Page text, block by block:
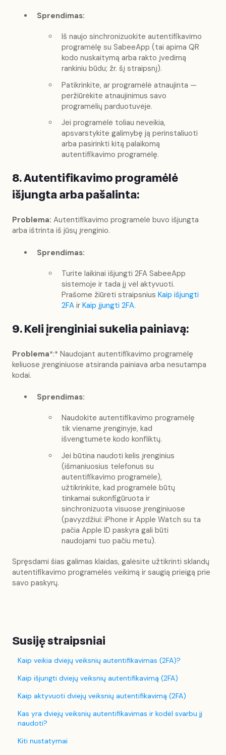
Sprendimas:
Iš naujo sinchronizuokite autentifikavimo
programėlę su SabeeApp (tai apima QR
kodo nuskaitymą arba rakto įvedimą
rankiniu būdu; žr. šį straipsnį).
Patikrinkite, ar programėlė atnaujinta —
peržiūrėkite atnaujinimus savo
programėlių parduotuvėje.
Jei programėlė toliau neveikia,
apsvarstykite galimybę ją perinstaliuoti
arba pasirinkti kitą palaikomą
autentifikavimo programėlę.
8. Autentifikavimo programėlė
išjungta arba pašalinta:
Problema: Autentifikavimo programėlė buvo išjungta
arba ištrinta iš jūsų įrenginio.
Sprendimas:
Turite laikinai išjungti 2FA SabeeApp
sistemoje ir tada jį vėl aktyvuoti.
Prašome žiūrėti straipsnius Kaip išjungti
2FA ir Kaip įjungti 2FA.
9. Keli įrenginiai sukelia painiavą:
Problema*:* Naudojant autentifikavimo programėlę
keliuose įrenginiuose atsiranda painiava arba nesutampa
kodai.
Sprendimas:
Naudokite autentifikavimo programėlę
tik viename įrenginyje, kad
išvengtumėte kodo konfliktų.
Jei būtina naudoti kelis įrenginius
(išmaniuosius telefonus su
autentifikavimo programėle),
užtikrinkite, kad programėlė būtų
tinkamai sukonfigūruota ir
sinchronizuota visuose įrenginiuose
(pavyzdžiui: iPhone ir Apple Watch su ta
pačia Apple ID paskyra gali būti
naudojami tuo pačiu metu).
Spręsdami šias galimas klaidas, galėsite užtikrinti sklandų
autentifikavimo programėlės veikimą ir saugią prieigą prie
savo paskyrų.
Susiję straipsniai
Kaip veikia dviejų veiksnių autentifikavimas (2FA)?
Kaip išjungti dviejų veiksnių autentifikavimą (2FA)
Kaip aktyvuoti dviejų veiksnių autentifikavimą (2FA)
Kas yra dviejų veiksnių autentifikavimas ir kodėl svarbu jį
naudoti?
Kiti nustatymai